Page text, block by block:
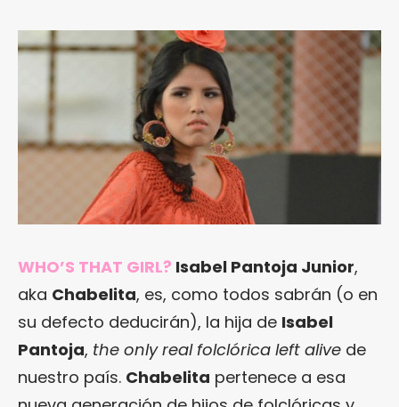
WHO’S THAT GIRL? Isabel Pantoja Junior,
aka Chabelita, es, como todos sabrán (o en
su defecto deducirán), la hija de Isabel
Pantoja, the only real folclórica left alive de
nuestro país. Chabelita pertenece a esa